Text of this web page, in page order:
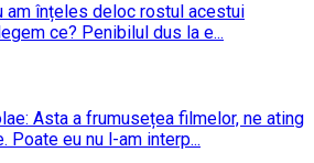
am înțeles deloc rostul acestui
ce? Penibilul dus la e...
Asta a frumusețea filmelor, ne ating
Poate eu nu l-am interp...